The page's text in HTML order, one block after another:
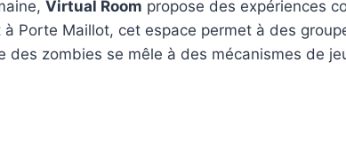
Virtual Room propose des expériences
Porte Maillot, cet espace permet à des
des zombies se mêle à des mécanismes de